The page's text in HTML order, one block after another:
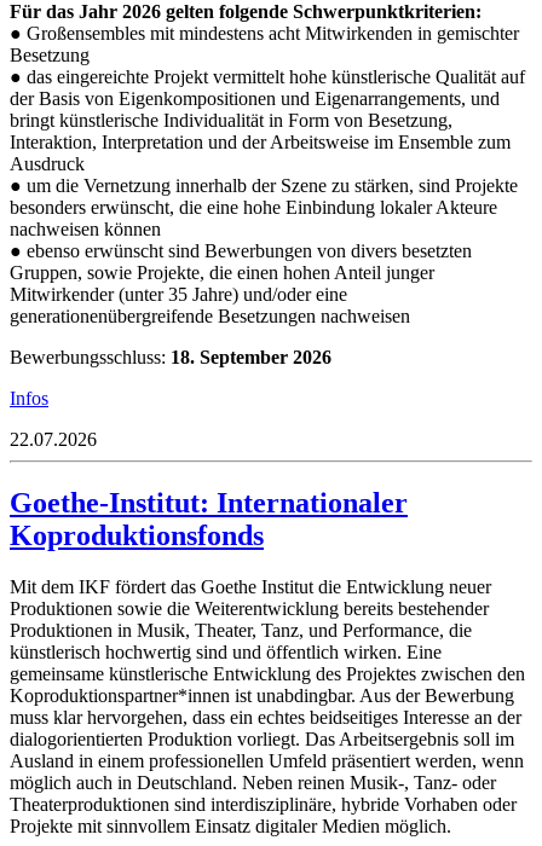
Für das Jahr 2026 gelten folgende Schwerpunktkriterien:
● Großensembles mit mindestens acht Mitwirkenden in gemischter
Besetzung
● das eingereichte Projekt vermittelt hohe künstlerische Qualität auf
der Basis von Eigenkompositionen und Eigenarrangements, und
bringt künstlerische Individualität in Form von Besetzung,
Interaktion, Interpretation und der Arbeitsweise im Ensemble zum
Ausdruck
● um die Vernetzung innerhalb der Szene zu stärken, sind Projekte
besonders erwünscht, die eine hohe Einbindung lokaler Akteure
nachweisen können
● ebenso erwünscht sind Bewerbungen von divers besetzten
Gruppen, sowie Projekte, die einen hohen Anteil junger
Mitwirkender (unter 35 Jahre) und/oder eine
generationenübergreifende Besetzungen nachweisen
Bewerbungsschluss: 18. September 2026
Infos
22.07.2026
Goethe-Institut: Internationaler
Koproduktionsfonds
Mit dem IKF fördert das Goethe Institut die Entwicklung neuer
Produktionen sowie die Weiterentwicklung bereits bestehender
Produktionen in Musik, Theater, Tanz, und Performance, die
künstlerisch hochwertig sind und öffentlich wirken. Eine
gemeinsame künstlerische Entwicklung des Projektes zwischen den
Koproduktionspartner*innen ist unabdingbar. Aus der Bewerbung
muss klar hervorgehen, dass ein echtes beidseitiges Interesse an der
dialogorientierten Produktion vorliegt. Das Arbeitsergebnis soll im
Ausland in einem professionellen Umfeld präsentiert werden, wenn
möglich auch in Deutschland. Neben reinen Musik-, Tanz- oder
Theaterproduktionen sind interdisziplinäre, hybride Vorhaben oder
Projekte mit sinnvollem Einsatz digitaler Medien möglich.